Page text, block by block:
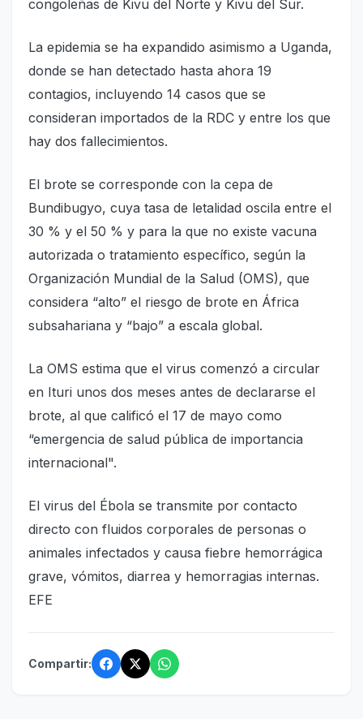
congoleñas de Kivu del Norte y Kivu del Sur.
La epidemia se ha expandido asimismo a Uganda,
donde se han detectado hasta ahora 19
contagios, incluyendo 14 casos que se
consideran importados de la RDC y entre los que
hay dos fallecimientos.
El brote se corresponde con la cepa de
Bundibugyo, cuya tasa de letalidad oscila entre el
30 % y el 50 % y para la que no existe vacuna
autorizada o tratamiento específico, según la
Organización Mundial de la Salud (OMS), que
considera “alto” el riesgo de brote en África
subsahariana y “bajo” a escala global.
La OMS estima que el virus comenzó a circular
en Ituri unos dos meses antes de declararse el
brote, al que calificó el 17 de mayo como
“emergencia de salud pública de importancia
internacional".
El virus del Ébola se transmite por contacto
directo con fluidos corporales de personas o
animales infectados y causa fiebre hemorrágica
grave, vómitos, diarrea y hemorragias internas.
EFE
Compartir: